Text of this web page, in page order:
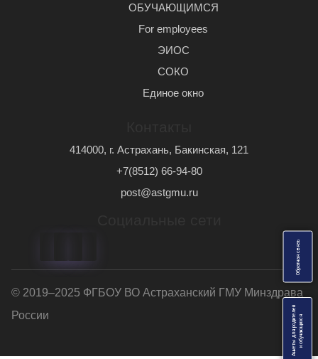
О
б
р
а
т
н
а
я
с
в
я
з
ь
Анкеты для родителей иобучающихс
я
ОБУЧАЮЩИМСЯ
For employees
ЭИОС
СОКО
Единое окно
414000, г. Астрахань, Бакинская, 121
+7(8512) 66-94-80
post@astgmu.ru
© 2019–2025 ФГБОУ ВО Астраханский ГМУ Минздрава
России